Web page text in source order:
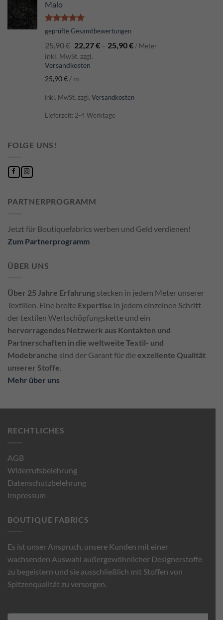
Malo
Bewertet
von 5
geprüfte Gesamtbewertungen
25,90€ 22,27€– 25,90€ / Meter
inkl. MwSt. zzgl.
Versandkosten
25,90€/ m
inkl. MwSt. zzgl. Versandkosten
Lieferzeit: 2-4 Werktage
FOLGE UNS!
PARTNERPROGRAMM
Jetzt für Boutiquefabrics werben und Geld verdienen!
Zum Partnerprogramm
ÜBER UNS
Über 25 Jahre Erfahrung stecken in jedem Meter unserer
Textilien. Eine breite Expertise in jedem einzelnen Schritt
der textilen Wertschöpfungskette und ein
hervorragendes Netzwerk aus Kontakten und
Partnerschaften in die weltweite Textil- und
Modebranche sind der Garant für dieexzellente Qualität
unserer Stoffe.
Mehr über uns
RECHTLICHES
AGB
Widerrufsbelehrung
Datenschutzbelehrung
Impressum
BOUTIQUE FABRICS
Es ist unser Anspruch, unsere Kunden mit einer
wachsenden Auswahl außergewöhnlicher Designerstoffe
zu begeistern und sie ausschließlich mit Stoffen von
Spitzenqualität zu versorgen.